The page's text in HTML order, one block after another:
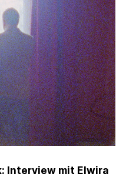
Interview mit Elwira